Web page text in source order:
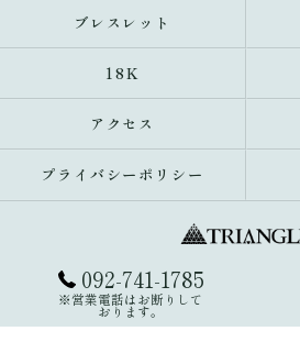
092-741-1785
※営業電話はお断りして
おります。
ブレスレット
18K
アクセス
プライバシーポリシー
© 2026 福岡県福岡市のアクセサリーならトラ